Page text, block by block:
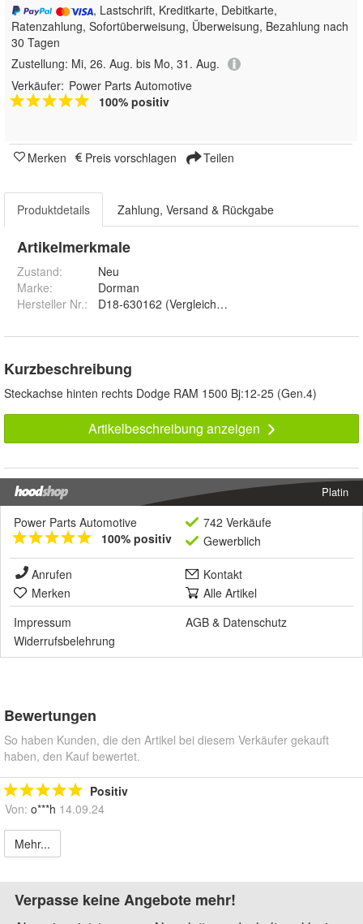
, Lastschrift, Kreditkarte, Debitkarte,
Ratenzahlung, Sofortüberweisung, Überweisung, Bezahlung nach
30 Tagen
Zustellung: Mi, 26. Aug. bis Mo, 31. Aug.
Verkäufer: Power Parts Automotive
100% positiv
Merken Preis vorschlagen Teilen
Produktdetails Zahlung, Versand & Rückgabe
Artikelmerkmale
Zustand:
Neu
Marke:
Dorman
Hersteller Nr.:
D18-630162 (Vergleichsnr:68140296AA
Kurzbeschreibung
Steckachse hinten rechts Dodge RAM 1500 Bj:12-25 (Gen.4)
Artikelbeschreibung anzeigen
Platin
Power Parts Automotive
100% positiv
742 Verkäufe
Gewerblich
Anrufen
Kontakt
Merken
Alle Artikel
Impressum
AGB & Datenschutz
Widerrufsbelehrung
Bewertungen
So haben Kunden, die den Artikel bei diesem Verkäufer gekauft
haben, den Kauf bewertet.
Positiv
Von: o***h 14.09.24
Mehr...
Verpasse keine Angebote mehr!